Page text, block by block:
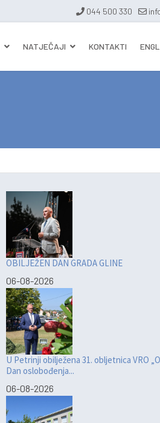
044 500 330
NATJEČAJI KONTAKTI
OBILJEŽEN DAN GRADA GLINE
06-08-2026
U Petrinji obilježena 31. obljetnica VRO
Dan oslobođenja...
06-08-2026